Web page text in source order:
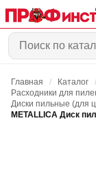
Главная / Каталог /
Расходники для
Диски пильные (для
METALLICA Диск